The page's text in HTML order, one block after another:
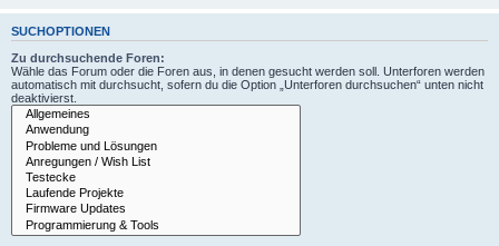
SUCHOPTIONEN
Zu durchsuchende Foren:
Wähle das Forum oder die Foren aus, in denen gesucht werden soll. Unterforen werden
automatisch mit durchsucht, sofern du die Option „Unterforen durchsuchen“ unten nicht
deaktivierst.